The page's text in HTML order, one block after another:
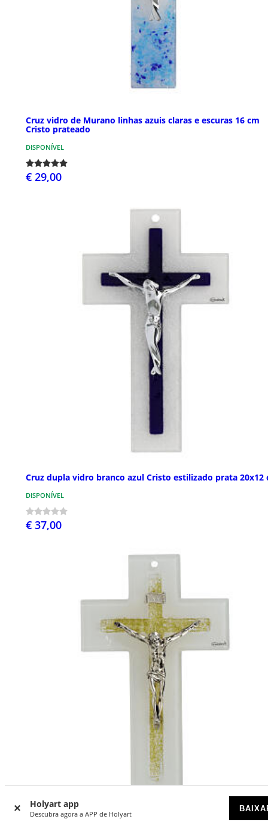
Holyart app
Descubra agora a APP de Holyart
Cruz vidro de Murano linhas azuis claras e escuras 16 cm
Cristo prateado
DISPONÍVEL
€ 29,00
Cruz dupla vidro branco azul Cristo estilizado prata 20x12
DISPONÍVEL
€ 37,00